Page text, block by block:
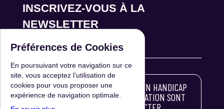
Préférences de Cookies
En poursuivant votre navigation sur ce
site, vous acceptez l’utilisation de
cookies pour vous proposer une
expérience de navigation optimale.
INSCRIVEZ-VOUS À LA
NEWSLETTER
S'INSCRIRE
LES PERSONNES ATTEINTES D'UN HANDICAP
SOUHAITANT SUIVRE UNE FORMATION SONT